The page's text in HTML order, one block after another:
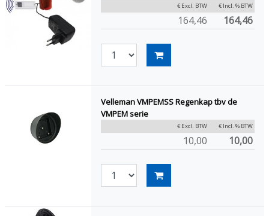
€ Excl. BTW € Incl. % BTW
164,46 164,46
Velleman VMPEMSS Regenkap tbv de
VMPEM serie
€ Excl. BTW € Incl. % BTW
10,00 10,00